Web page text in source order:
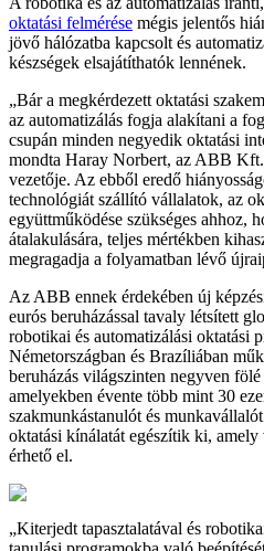
oktatási felmérése mégis jelentős
jövő hálózatba kapcsolt és
készségek elsajátíthatók lennének.
„Bár a megkérdezett oktatási
az automatizálás fogja alakítani a
csupán minden negyedik oktatási
mondta Haray Norbert, az ABB
vezetője. Az ebből eredő
technológiát szállító vállalatok, az
együttműködése szükséges ahhoz,
átalakulására, teljes mértékben
megragadja a folyamatban lévő
Az ABB ennek érdekében új
eurós beruházással tavaly létsített
robotikai és automatizálási oktatási
Németországban és Brazíliában
beruházás világszinten negyven
amelyekben évente több mint 30
szakmunkástanulót és
oktatási kínálatát egészítik ki,
érhető el.
„Kiterjedt tapasztalatával és